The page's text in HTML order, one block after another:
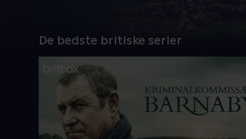
De bedste britiske serier